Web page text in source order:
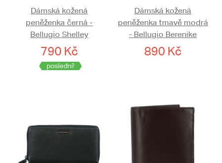
Dámská kožená
peněženka černá -
Bellugio Shelley
790 Kč
poslední!
Dámská kožená
peněženka tmavě modrá
- Bellugio Berenike
890 Kč